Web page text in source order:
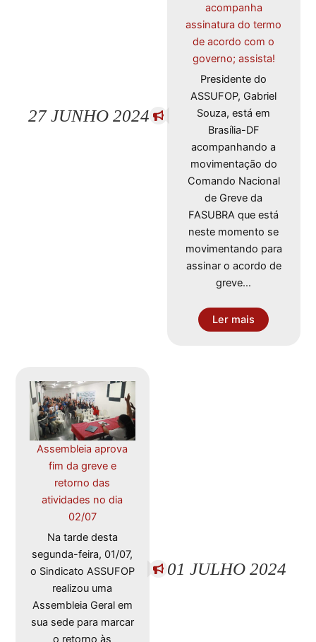
acompanha
assinatura do termo
de acordo com o
governo; assista!
Presidente do
ASSUFOP, Gabriel
Souza, está em
Brasília-DF
acompanhando a
movimentação do
Comando Nacional
de Greve da
FASUBRA que está
neste momento se
movimentando para
assinar o acordo de
greve…
Ler mais
27 JUNHO 2024
Assembleia aprova
fim da greve e
retorno das
atividades no dia
02/07
Na tarde desta
segunda-feira, 01/07,
o Sindicato ASSUFOP
realizou uma
Assembleia Geral em
sua sede para marcar
o retorno às
01 JULHO 2024